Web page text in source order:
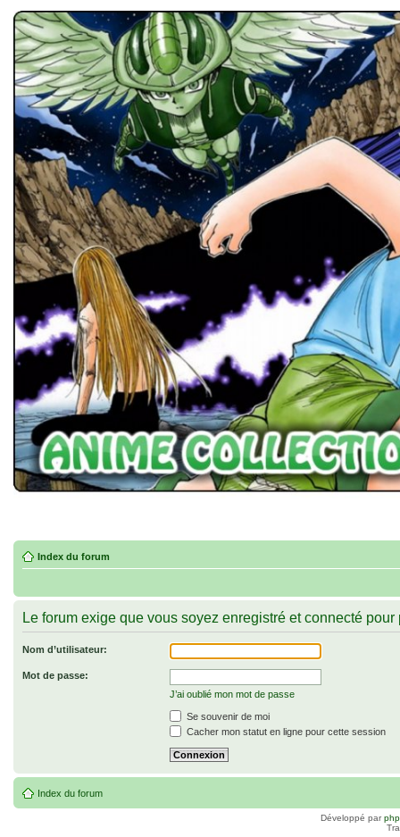
Index du forum
Le forum exige que vous soyez enregistré et connecté
Nom d’utilisateur:
Mot de passe:
J’ai oublié mon mot de passe
Se souvenir de moi
Cacher mon statut en ligne pour cette session
Index du forum
Développé par